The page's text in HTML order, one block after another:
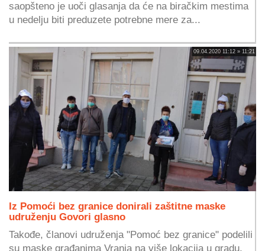
saopšteno je uoči glasanja da će na biračkim mestima
u nedelju biti preduzete potrebne mere za...
09.04.2020 11:12 » 11:21
Iz Pomoći bez granice donirali zaštitne maske
udruženju Govori glasno
Takođe, članovi udruženja "Pomoć bez granice" podelili
su maske građanima Vranja na više lokacija u gradu,